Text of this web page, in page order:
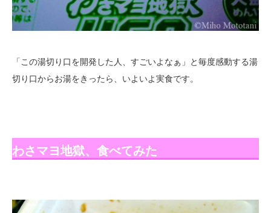
「この湯切り口を開発した人、すごいよなぁ」と毎度感動する湯
切り口からお湯をきったら、いよいよ実食です。
わさマヨ地獄、食べてみた